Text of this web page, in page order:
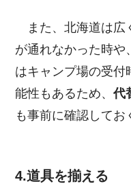
また、北海道は広
が通れなかった時や
はキャンプ場の受付
能性もあるため、代
も事前に確認してお
4.道具を揃える